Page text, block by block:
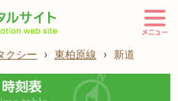
クシー › 東柏原線 › 新道